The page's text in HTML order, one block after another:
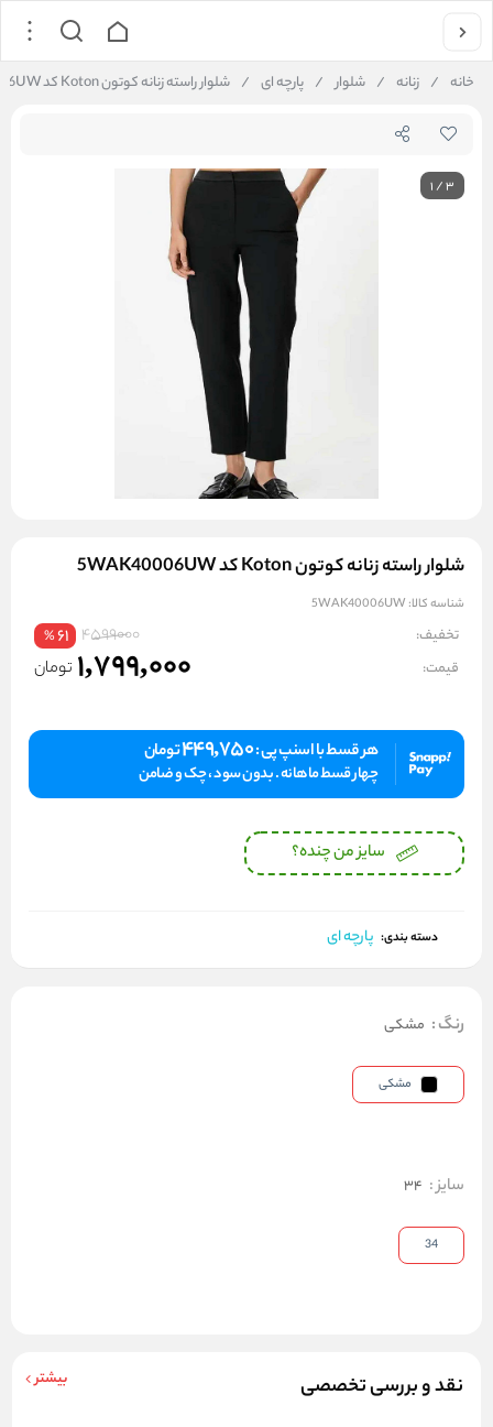
خانه / زنانه / شلوار / پارچه ای / شلوار راسته زنانه کوتون Koton کد 5WAK40006UW
1/3
شلوار راسته زنانه کوتون Koton کد 5WAK40006UW
شناسه کالا: 5WAK40006UW
تخفیف: 4599000
61
%
قیمت: 1,799,000 تومان
هر قسط با اسنپ پی :449,750تومان
چهار قسط ماهانه . بدون سود ، چک و ضامن
سایز من چنده؟
دسته بندی: پارچه ای
نقد و بررسی تخصصی بیشتر
رنگ: مشکی
مشکی
سایز:
34
34